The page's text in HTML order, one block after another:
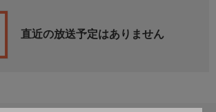
直近の放送予定はありません